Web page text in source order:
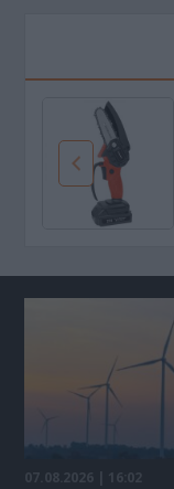
07.08.2026 | 16:02